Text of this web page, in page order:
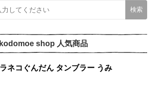
kodomoe shop 人気商品
ノラネコぐんだん タンブラー うみ